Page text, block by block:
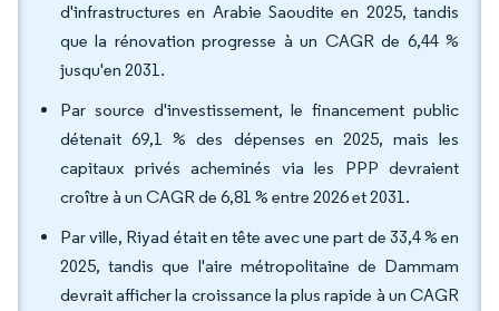
d'infrastructures en Arabie Saoudite en 2025, tandis
que la rénovation progresse à un CAGR de 6,44 %
jusqu'en 2031.
Par source d'investissement, le financement public
détenait 69,1 % des dépenses en 2025, mais les
capitaux privés acheminés via les PPP devraient
croître à un CAGR de 6,81 % entre 2026 et 2031.
Par ville, Riyad était en tête avec une part de 33,4 % en
2025, tandis que l'aire métropolitaine de Dammam
devrait afficher la croissance la plus rapide à un CAGR